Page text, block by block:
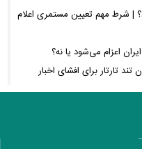
| شرط مهم تعیین مستمری اعلام
اعزام می‌شود یا نه؟
تارتار برای افشای اخبار
تصمیم با ترامپ است + عکس
مرغ چیست؟